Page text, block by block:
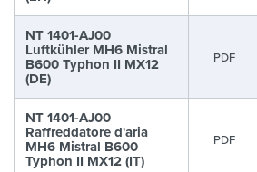
NT 1401-AJ00
Luftkühler MH6 Mistral
B600 Typhon II MX12
(DE)
PDF
NT 1401-AJ00
Raffreddatore d'aria
MH6 Mistral B600
Typhon II MX12 (IT)
PDF